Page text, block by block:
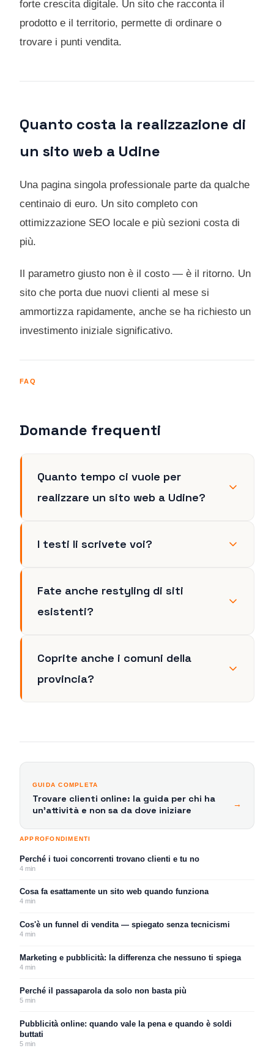
forte crescita digitale. Un sito che racconta il
prodotto e il territorio, permette di ordinare o
trovare i punti vendita.
Quanto costa la realizzazione di
un sito web a Udine
Una pagina singola professionale parte da qualche
centinaio di euro. Un sito completo con
ottimizzazione SEO locale e più sezioni costa di
più.
Il parametro giusto non è il costo — è il ritorno. Un
sito che porta due nuovi clienti al mese si
ammortizza rapidamente, anche se ha richiesto un
investimento iniziale significativo.
FAQ
Domande frequenti
Quanto tempo ci vuole per
realizzare un sito web a Udine?
I testi li scrivete voi?
Fate anche restyling di siti
esistenti?
Coprite anche i comuni della
provincia?
GUIDA COMPLETA
Trovare clienti online: la guida per chi ha
un'attività e non sa da dove iniziare
→
APPROFONDIMENTI
Perché i tuoi concorrenti trovano clienti e tu no
4 min
Cosa fa esattamente un sito web quando funziona
4 min
Cos'è un funnel di vendita — spiegato senza tecnicismi
4 min
Marketing e pubblicità: la differenza che nessuno ti spiega
4 min
Perché il passaparola da solo non basta più
5 min
Pubblicità online: quando vale la pena e quando è soldi
buttati
5 min